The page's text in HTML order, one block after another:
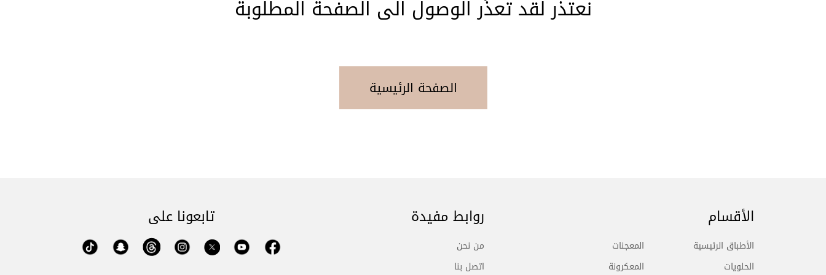
نعتذر لقد تعذّر الوصول الى الصفحة المطلوبة
الصفحة الرئيسية
الأقسام
الأطباق الرئيسية
الحلويات
المعجنات
المعكرونة
روابط مفيدة
من نحن
اتصل بنا
تابعونا على